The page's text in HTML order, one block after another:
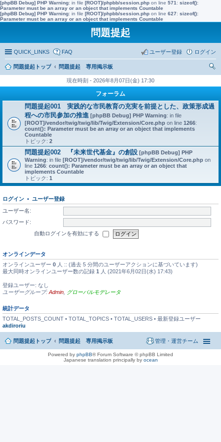
[phpBB Debug] PHP Warning: in file [ROOT]/phpbb/session.php on line 571 : sizeof():
Parameter must be an array or an object that implements Countable
[phpBB Debug] PHP Warning: in file [ROOT]/phpbb/session.php on line 627: sizeof():
Parameter must be an array or an object that implements Countable
問題提起
QUICK_LINKS FAQ ログイン
ユーザー登録
問題提起トップ
問題提起 専用掲示板
現在時刻 - 2026年8月07日(金) 17:30
フォーラム
問題提起001 実践的な市民教育の充実を前提とした、政策形成過
程への市民参加の推進 [phpBB Debug] PHP Warning: in file
[ROOT]/vendor/twig/twig/lib/Twig/Extension/Core.php on line 1266:
count(): Parameter must be an array or an object that implements
Countable
トピック: 2
問題提起002 『未来世代基金』の創設 [phpBB Debug] PHP
Warning: in file [ROOT]/vendor/twig/twig/lib/Twig/Extension/Core.php on
line 1266: count(): Parameter must be an array or an object that
implements Countable
トピック: 1
ログイン • ユーザー登録
ユーザー名:
パスワード:
自動ログインを有効にする
オンラインデータ
オンラインユーザー 0 人 :: (過去 5 分間のユーザーアクションに基づいています)
最大同時オンラインユーザー数の記録 1 人 (2021年6月02日(水) 17:43)
登録ユーザー: なし
ユーザーグループ: Admin グローバルモデレータ
統計データ
TOTAL_POSTS_COUNT • TOTAL_TOPICS • TOTAL_USERS • 最新登録ユーザー
akdiroriu
問題提起トップ 問題提起 専用掲示板 管理・運営チーム
Powered by phpBB® Forum Software © phpBB Limited
Japanese translation principally by ocean